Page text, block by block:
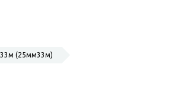
33м (25мм33м)